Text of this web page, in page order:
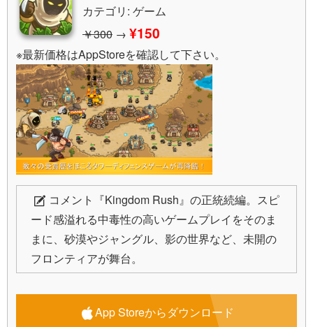
カテゴリ: ゲーム
￥300 → ¥150
※最新価格はAppStoreを確認して下さい。
コメント 『Kingdom Rush』の正統続編。スピ
ード感溢れる中毒性の高いゲームプレイをそのま
まに、砂漠やジャングル、影の世界など、未開の
フロンティアが舞台。
App Storeからダウンロード